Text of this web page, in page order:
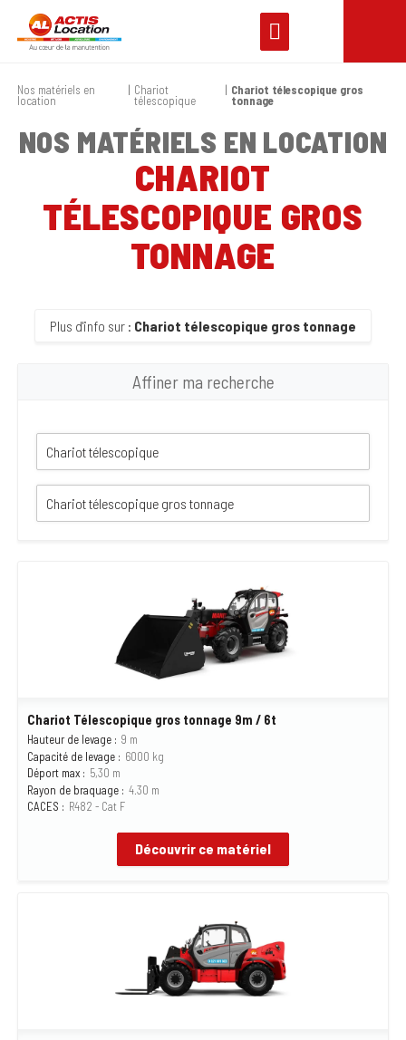
Nos matériels en
location
Chariot
télescopique
Chariot télescopique gros
tonnage
NOS MATÉRIELS EN LOCATION
CHARIOT
TÉLESCOPIQUE GROS
TONNAGE
Plus d'info sur : Chariot télescopique gros tonnage
Affiner ma recherche
Chariot Télescopique gros tonnage 9m / 6t
Hauteur de levage : 9 m
Capacité de levage : 6000 kg
Déport max : 5,30 m
Rayon de braquage : 4.30 m
CACES : R482 - Cat F
Découvrir ce matériel